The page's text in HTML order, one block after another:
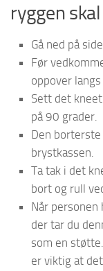
ryggen
Gå ned på
Før
oppover langs
Sett det
på 90 grader.
Den
brystkassen.
Ta tak i det
bort og rull
Når
der tar du
som en
er viktig at